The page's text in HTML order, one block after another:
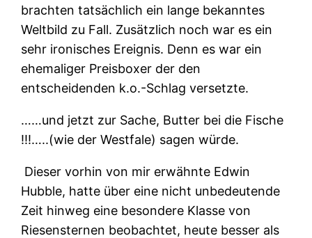
brachten tatsächlich ein lange bekanntes
Weltbild zu Fall. Zusätzlich noch war es ein
sehr ironisches Ereignis. Denn es war ein
ehemaliger Preisboxer der den
entscheidenden k.o.-Schlag versetzte.
……und jetzt zur Sache, Butter bei die Fische
!!!…..(wie der Westfale) sagen würde.
Dieser vorhin von mir erwähnte Edwin
Hubble, hatte über eine nicht unbedeutende
Zeit hinweg eine besondere Klasse von
Riesensternen beobachtet, heute besser als